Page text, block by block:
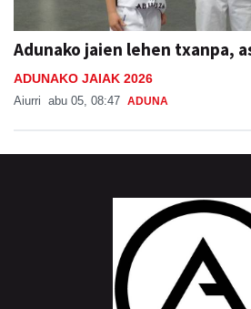
Adunako jaien lehen txanpa,
ADUNAKO JAIAK 2026
Aiurri abu 05, 08:47 ADUNA